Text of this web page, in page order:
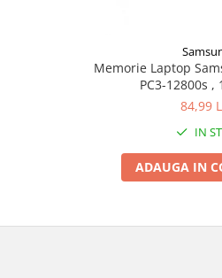
Memorie Laptop
PC3-12800s ,
84,99
IN
ADAUGA IN